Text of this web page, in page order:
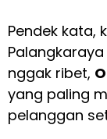
Pendek kata,
nggak ribet,
yang paling
pelanggan